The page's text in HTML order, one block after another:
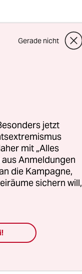
Gerade nicht
jetzt
mit „Alles
Anmeldungen
die Kampagne,
sichern will,